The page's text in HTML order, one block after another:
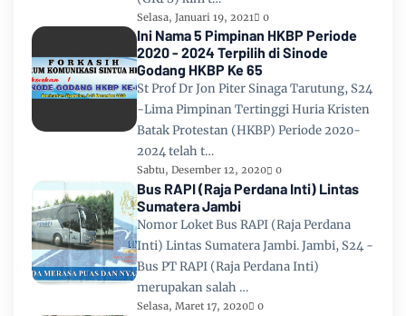
Selasa, Januari 19, 2021 0
Ini Nama 5 Pimpinan HKBP Periode
2020 - 2024 Terpilih di Sinode
Godang HKBP Ke 65
St Prof Dr Jon Piter Sinaga Tarutung, S24
-Lima Pimpinan Tertinggi Huria Kristen
Batak Protestan (HKBP) Periode 2020-
2024 telah t…
Sabtu, Desember 12, 2020 0
Bus RAPI (Raja Perdana Inti) Lintas
Sumatera Jambi
Nomor Loket Bus RAPI (Raja Perdana
Inti) Lintas Sumatera Jambi. Jambi, S24 -
Bus PT RAPI (Raja Perdana Inti)
merupakan salah …
Selasa, Maret 17, 2020 0